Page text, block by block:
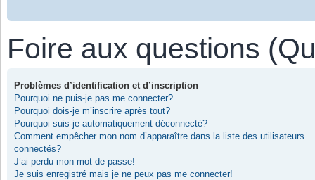
Foire aux questions
Problèmes d’identification et d’inscription
Pourquoi ne puis-je pas me connecter?
Pourquoi dois-je m’inscrire après tout?
Pourquoi suis-je automatiquement déconnecté?
Comment empêcher mon nom d’apparaître dans la liste des utilisateurs
connectés?
J’ai perdu mon mot de passe!
Je suis enregistré mais je ne peux pas me connecter!